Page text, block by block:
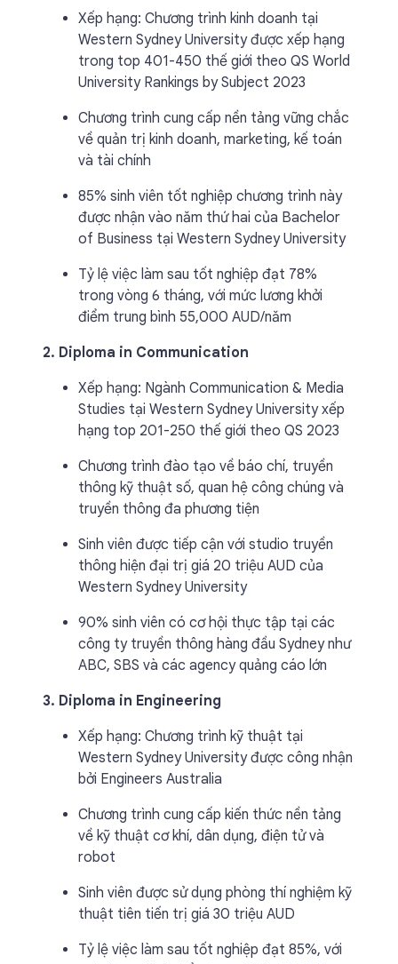
Xếp hạng: Chương trình kinh doanh tại
Western Sydney University được xếp hạng
trong top 401-450 thế giới theo QS World
University Rankings by Subject 2023
Chương trình cung cấp nền tảng vững chắc
về quản trị kinh doanh, marketing, kế toán
và tài chính
85% sinh viên tốt nghiệp chương trình này
được nhận vào năm thứ hai của Bachelor
of Business tại Western Sydney University
Tỷ lệ việc làm sau tốt nghiệp đạt 78%
trong vòng 6 tháng, với mức lương khởi
điểm trung bình 55,000 AUD/năm
2. Diploma in Communication
Xếp hạng: Ngành Communication & Media
Studies tại Western Sydney University xếp
hạng top 201-250 thế giới theo QS 2023
Chương trình đào tạo về báo chí, truyền
thông kỹ thuật số, quan hệ công chúng và
truyền thông đa phương tiện
Sinh viên được tiếp cận với studio truyền
thông hiện đại trị giá 20 triệu AUD của
Western Sydney University
90% sinh viên có cơ hội thực tập tại các
công ty truyền thông hàng đầu Sydney như
ABC, SBS và các agency quảng cáo lớn
3. Diploma in Engineering
Xếp hạng: Chương trình kỹ thuật tại
Western Sydney University được công nhận
bởi Engineers Australia
Chương trình cung cấp kiến thức nền tảng
về kỹ thuật cơ khí, dân dụng, điện tử và
robot
Sinh viên được sử dụng phòng thí nghiệm kỹ
thuật tiên tiến trị giá 30 triệu AUD
Tỷ lệ việc làm sau tốt nghiệp đạt 85%, với